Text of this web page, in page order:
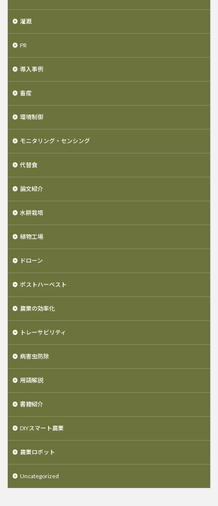
灌漑
PR
導入事例
畜産
環境制御
モニタリング・センシング
代替食
論文紹介
水耕栽培
植物工場
ドローン
ポストハーベスト
農業の効率化
トレーサビリティ
病害虫防除
用語解説
書籍紹介
DIYスマート農業
農業ロボット
Uncategorized